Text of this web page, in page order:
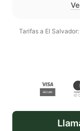
Tarifas a El Salvador: